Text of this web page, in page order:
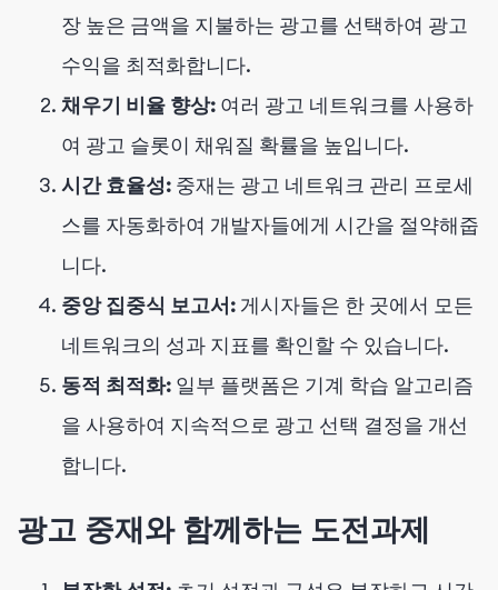
장 높은 금액을 지불하는 광고를 선택하여 광고
수익을 최적화합니다.
채우기 비율 향상: 여러 광고 네트워크를 사용하
여 광고 슬롯이 채워질 확률을 높입니다.
시간 효율성: 중재는 광고 네트워크 관리 프로세
스를 자동화하여 개발자들에게 시간을 절약해줍
니다.
중앙 집중식 보고서: 게시자들은 한 곳에서 모든
네트워크의 성과 지표를 확인할 수 있습니다.
동적 최적화: 일부 플랫폼은 기계 학습 알고리즘
을 사용하여 지속적으로 광고 선택 결정을 개선
합니다.
광고 중재와 함께하는 도전과제